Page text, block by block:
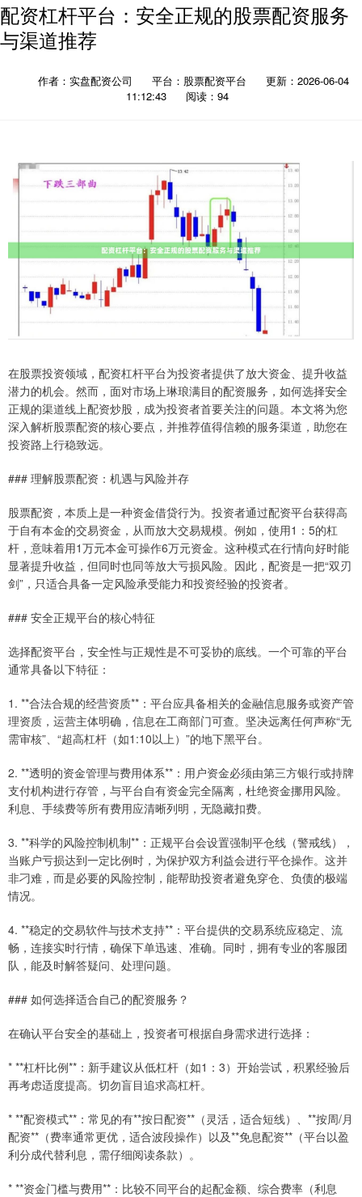
配资杠杆平台：安全正规的股票配资服务
与渠道推荐
作者：实盘配资公司 平台：股票配资平台
更新：2026-06-04
11:12:43
阅读：94
在股票投资领域，配资杠杆平台为投资者提供了放大资金、提升收益
潜力的机会。然而，面对市场上琳琅满目的配资服务，如何选择安全
正规的渠道线上配资炒股，成为投资者首要关注的问题。本文将为您
深入解析股票配资的核心要点，并推荐值得信赖的服务渠道，助您在
投资路上行稳致远。
### 理解股票配资：机遇与风险并存
股票配资，本质上是一种资金借贷行为。投资者通过配资平台获得高
于自有本金的交易资金，从而放大交易规模。例如，使用1：5的杠
杆，意味着用1万元本金可操作6万元资金。这种模式在行情向好时能
显著提升收益，但同时也同等放大亏损风险。因此，配资是一把“双刃
剑”，只适合具备一定风险承受能力和投资经验的投资者。
### 安全正规平台的核心特征
选择配资平台，安全性与正规性是不可妥协的底线。一个可靠的平台
通常具备以下特征：
1. **合法合规的经营资质**：平台应具备相关的金融信息服务或资产管
理资质，运营主体明确，信息在工商部门可查。坚决远离任何声称“无
需审核”、“超高杠杆（如1:10以上）”的地下黑平台。
2. **透明的资金管理与费用体系**：用户资金必须由第三方银行或持牌
支付机构进行存管，与平台自有资金完全隔离，杜绝资金挪用风险。
利息、手续费等所有费用应清晰列明，无隐藏扣费。
3. **科学的风险控制机制**：正规平台会设置强制平仓线（警戒线），
当账户亏损达到一定比例时，为保护双方利益会进行平仓操作。这并
非刁难，而是必要的风险控制，能帮助投资者避免穿仓、负债的极端
情况。
4. **稳定的交易软件与技术支持**：平台提供的交易系统应稳定、流
畅，连接实时行情，确保下单迅速、准确。同时，拥有专业的客服团
队，能及时解答疑问、处理问题。
### 如何选择适合自己的配资服务？
在确认平台安全的基础上，投资者可根据自身需求进行选择：
* **杠杆比例**：新手建议从低杠杆（如1：3）开始尝试，积累经验后
再考虑适度提高。切勿盲目追求高杠杆。
* **配资模式**：常见的有**按日配资**（灵活，适合短线）、**按周/月
配资**（费率通常更优，适合波段操作）以及**免息配资**（平台以盈
利分成代替利息，需仔细阅读条款）。
* **资金门槛与费用**：比较不同平台的起配金额、综合费率（利息